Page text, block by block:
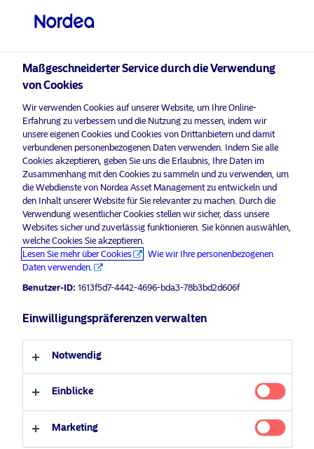
Bitte wählen Sie Ihr Anlegerprofil
aus
Land
Schweiz
Sprache
Anleger-Typ
Qualifizierter Anleger
Nicht-qualifizierter Anleger
Nicht-qualifizierter Anleger
Maßgeschneiderter Service durch die Verwendung
von Cookies
Wir verwenden Cookies auf unserer Website, um Ihre Online-
Erfahrung zu verbessern und die Nutzung zu messen, indem wir
unsere eigenen Cookies und Cookies von Drittanbietern und damit
verbundenen personenbezogenen Daten verwenden. Indem Sie alle
Cookies akzeptieren, geben Sie uns die Erlaubnis, Ihre Daten im
Zusammenhang mit den Cookies zu sammeln und zu verwenden, um
die Webdienste von Nordea Asset Management zu entwickeln und
den Inhalt unserer Website für Sie relevanter zu machen. Durch die
Verwendung wesentlicher Cookies stellen wir sicher, dass unsere
Websites sicher und zuverlässig funktionieren. Sie können auswählen,
welche Cookies Sie akzeptieren.
Lesen Sie mehr über Cookies
Wie wir Ihre personenbezogenen
Daten verwenden.
Benutzer-ID: 1613f5d7-4442-4696-bda3-78b3bd2d606f
Einwilligungspräferenzen verwalten
Notwendig
Einblicke
Marketing